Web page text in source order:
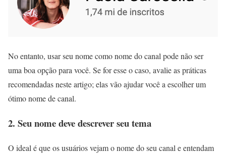
No entanto, usar seu nome como nome do canal pode não ser
uma boa opção para você. Se for esse o caso, avalie as práticas
recomendadas neste artigo; elas vão ajudar você a escolher um
ótimo nome de canal.
2. Seu nome deve descrever seu tema
O ideal é que os usuários vejam o nome do seu canal e entendam